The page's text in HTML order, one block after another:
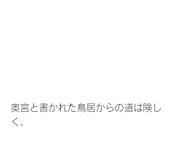
奥宮と書かれた鳥居からの道は険し
く、